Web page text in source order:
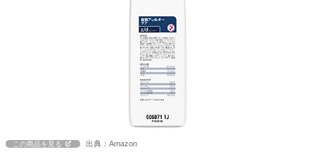
この商品を見る 出典：Amazon